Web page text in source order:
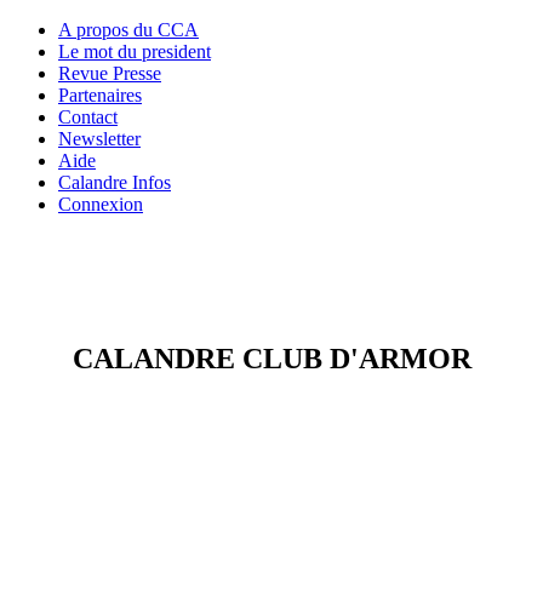
A propos du CCA
Le mot du president
Revue Presse
Partenaires
Contact
Newsletter
Aide
Calandre Infos
Connexion
CALANDRE CLUB D'ARMOR